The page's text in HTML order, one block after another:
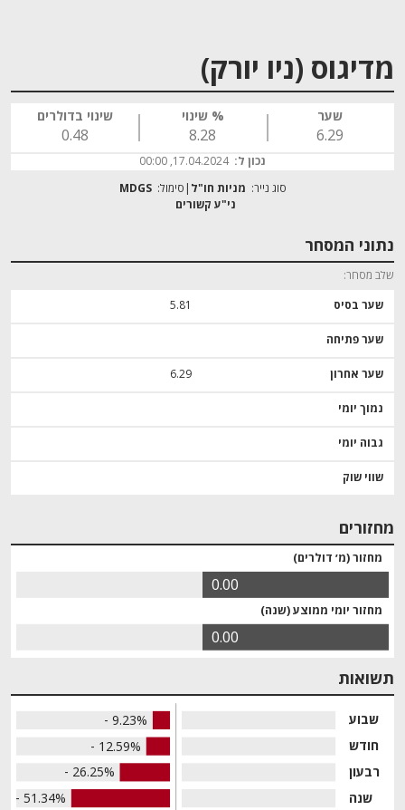
מדיגוס (ניו יורק)
שער
6.29
% שינוי
8.28
שינוי בדולרים
0.48
נכון ל: 17.04.2024, 00:00
סוג נייר: מניות חו"ל סימול: MDGS
נתוני המסחר
שלב מסחר
שער בסיס 5.81
שער פתיחה
שער אחרון 6.29
נמוך יומי
גבוה יומי
שווי שוק
מחזורים
0.00
0.00
מחזור יומי ממוצע (שנה)
מחזור (מ׳ דולרים)
תשואות
- 9.23%
- 12.59%
- 26.25%
- 51.34% שנה
רבעון
חודש
שבוע